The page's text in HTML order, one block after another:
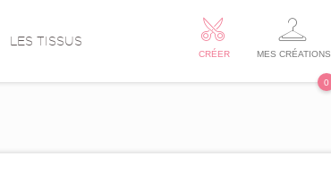
LES TISSUS
CRÉER MES CRÉATIONS
0